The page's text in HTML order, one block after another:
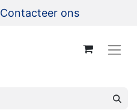
Contacteer ons